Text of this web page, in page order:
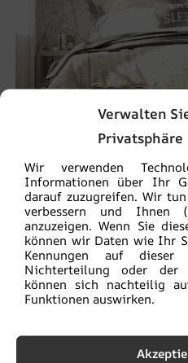
Verwalten
Privatsphäre
Wir verwenden
Informationen über Ihr
darauf zuzugreifen. Wir
verbessern und Ihnen
anzuzeigen. Wenn Sie
können wir Daten wie Ihr
Kennungen auf dieser
Nichterteilung oder der
können sich nachteilig
Funktionen auswirken.
Fototapete
€26.53 €
BEFÖRDERUNG!